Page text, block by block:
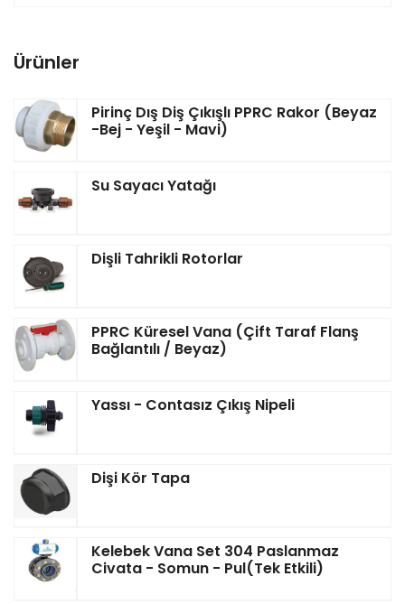
Ürünler
Pirinç Dış Diş Çıkışlı PPRC Rakor (Beyaz
-Bej - Yeşil - Mavi)
Su Sayacı Yatağı
Dişli Tahrikli Rotorlar
PPRC Küresel Vana (Çift Taraf Flanş
Bağlantılı / Beyaz)
Yassı - Contasız Çıkış Nipeli
Dişi Kör Tapa
Kelebek Vana Set 304 Paslanmaz
Civata - Somun - Pul(Tek Etkili)